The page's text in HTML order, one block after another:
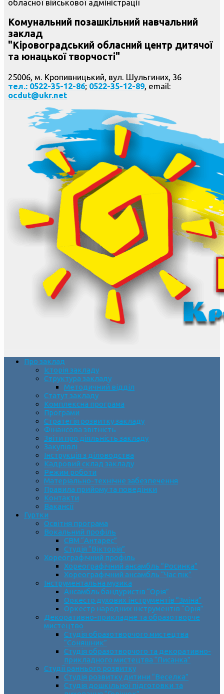
обласної військової адміністрації
Комунальний позашкільний навчальний
заклад
"Кіровоградський обласний центр дитячої
та юнацької творчості"
25006, м. Кропивницький, вул. Шульгиних, 36
тел.: 0522-35-12-86; 0522-35-12-89, email:
ocdut@ukr.net
Про заклад
Історія закладу
Структура закладу
Методичний відділ
Статут закладу
Комплексна програма
Програми
Стратегія розвитку закладу
Фінансова звітність
Звіти про діяльність закладу
Закупівлі
Інструкція з діловодства
Кадровий склад закладу
Режим роботи
Матеріально-технічне забезпечення
Правила прийому та поведінки
Контакти
Вакансії
Гуртки
Освітня програма
Вокальний профіль
СВМ “Антарес”
Студія “Вікторія”
Хореографічний профіль
Хореографічний ансамбль “Росинка”
Хореографічний ансамбль “Час пік”
Інструментальна музика
Ансамбль бандуристів “Орія”
Оркестр духових інструментів “Зміна”
Оркестр народних інструментів “Орія”
Декоративно-прикладне та образотворче
мистецтво
Cтудія образотворчого мистецтва
“Соняшник”
Студія образотворчого та декоративно-
прикладного мистецтва “Писанка”
Студії раннього розвитку
Студія розвитку дитини “Веселка”
Студія дошкільної підготовки та